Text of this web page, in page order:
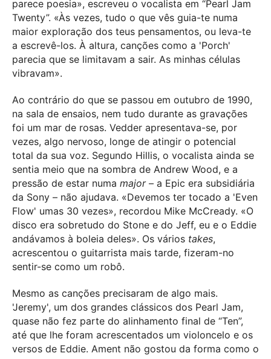
parece poesia», escreveu o vocalista em “Pearl Jam
Twenty”. «Às vezes, tudo o que vês guia-te numa
maior exploração dos teus pensamentos, ou leva-te
a escrevê-los. À altura, canções como a 'Porch'
parecia que se limitavam a sair. As minhas células
vibravam».
Ao contrário do que se passou em outubro de 1990,
na sala de ensaios, nem tudo durante as gravações
foi um mar de rosas. Vedder apresentava-se, por
vezes, algo nervoso, longe de atingir o potencial
total da sua voz. Segundo Hillis, o vocalista ainda se
sentia meio que na sombra de Andrew Wood, e a
pressão de estar numa major– a Epic era subsidiária
da Sony – não ajudava. «Devemos ter tocado a 'Even
Flow' umas 30 vezes», recordou Mike McCready. «O
disco era sobretudo do Stone e do Jeff, eu e o Eddie
andávamos à boleia deles». Os vários takes,
acrescentou o guitarrista mais tarde, fizeram-no
sentir-se como um robô.
Mesmo as canções precisaram de algo mais.
'Jeremy', um dos grandes clássicos dos Pearl Jam,
quase não fez parte do alinhamento final de “Ten”,
até que lhe foram acrescentados um violoncelo e os
versos de Eddie. Ament não gostou da forma como o